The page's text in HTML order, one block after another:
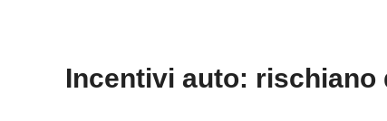
Incentivi auto: rischiano